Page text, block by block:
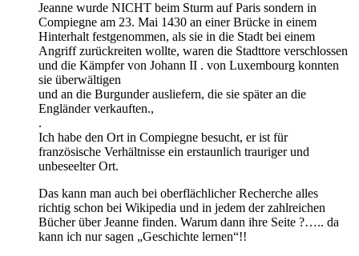
Jeanne wurde NICHT beim Sturm auf Paris sondern in
Compiegne am 23. Mai 1430 an einer Brücke in einem
Hinterhalt festgenommen, als sie in die Stadt bei einem
Angriff zurückreiten wollte, waren die Stadttore verschlossen
und die Kämpfer von Johann II . von Luxembourg konnten
sie überwältigen
und an die Burgunder ausliefern, die sie später an die
Engländer verkauften.,
.
Ich habe den Ort in Compiegne besucht, er ist für
französische Verhältnisse ein erstaunlich trauriger und
unbeseelter Ort.
Das kann man auch bei oberflächlicher Recherche alles
richtig schon bei Wikipedia und in jedem der zahlreichen
Bücher über Jeanne finden. Warum dann ihre Seite ?….. da
kann ich nur sagen „Geschichte lernen“!!